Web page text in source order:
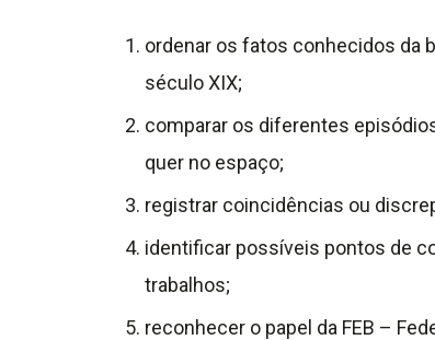
ordenar os fatos conhecidos da
século XIX;
comparar os diferentes
quer no espaço;
registrar coincidências ou
identificar possíveis pontos de
trabalhos;
reconhecer o papel da FEB –